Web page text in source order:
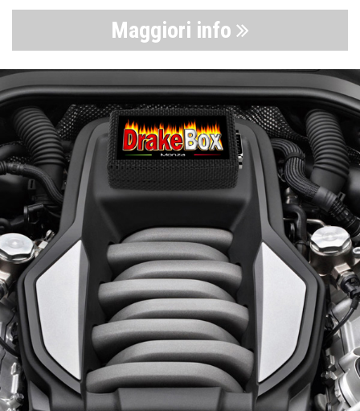
Maggiori info